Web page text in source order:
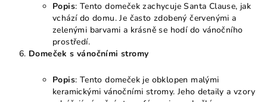
Popis: Tento domeček zachycuje Santa Clause, jak
vchází do domu. Je často zdobený červenými a
zelenými barvami a krásně se hodí do vánočního
prostředí.
Domeček s vánočními stromy
Popis: Tento domeček je obklopen malými
keramickými vánočními stromy. Jeho detaily a vzory